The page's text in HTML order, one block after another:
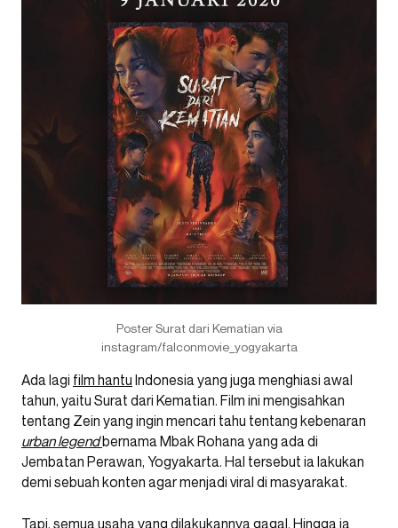
Poster Surat dari Kematian via
instagram/falconmovie_yogyakarta
Ada lagi film hantu Indonesia yang juga menghiasi awal
tahun, yaitu Surat dari Kematian. Film ini mengisahkan
tentang Zein yang ingin mencari tahu tentang kebenaran
urban legendbernama Mbak Rohana yang ada di
Jembatan Perawan, Yogyakarta. Hal tersebut ia lakukan
demi sebuah konten agar menjadi viral di masyarakat.
Tapi, semua usaha yang dilakukannya gagal. Hingga ia